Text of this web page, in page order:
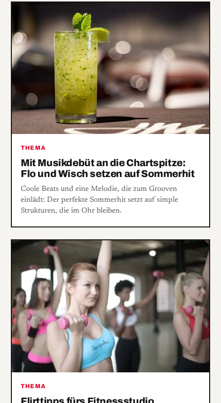
THEMA
Mit Musikdebüt an die Chartspitze:
Flo und Wisch setzen auf Sommerhit
Coole Beats und eine Melodie, die zum Grooven
einlädt: Der perfekte Sommerhit setzt auf simple
Strukturen, die im Ohr bleiben.
THEMA